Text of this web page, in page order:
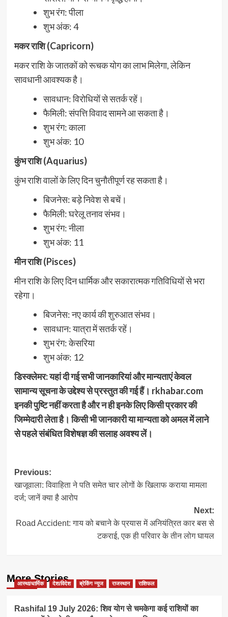
शुभ रंग: पीला
शुभ अंक: 4
मकर राशि (Capricorn)
मकर राशि के जातकों को रूचक योग का लाभ मिलेगा, लेकिन
सावधानी आवश्यक है।
सावधान: विरोधियों से सतर्क रहें।
फैमिली: संपत्ति विवाद सामने आ सकता है।
शुभ रंग: काला
शुभ अंक: 10
कुंभ राशि (Aquarius)
कुंभ राशि वालों के लिए दिन चुनौतीपूर्ण रह सकता है।
बिजनेस: बड़े निवेश से बचें।
फैमिली: घरेलू तनाव संभव।
शुभ रंग: नीला
शुभ अंक: 11
मीन राशि (Pisces)
मीन राशि के लिए दिन धार्मिक और सकारात्मक गतिविधियों से भरा
रहेगा।
बिजनेस: नए कार्य की शुरुआत संभव।
सावधान: यात्रा में सतर्क रहें।
शुभ रंग: केसरिया
शुभ अंक: 12
डिस्क्लेमर: यहां दी गई सभी जानकारियां और मान्यताएं केवल
सामान्य सूचना के उद्देश्य से प्रस्तुत की गई हैं। rkhabar.com
इनकी पुष्टि नहीं करता है और न ही इनके लिए किसी प्रकार की
जिम्मेदारी लेता है। किसी भी जानकारी या मान्यता को अमल में लाने
से पहले संबंधित विशेषज्ञ की सलाह अवश्य लें।
Post
navigation
Previous:
खाजूवाला: विवाहिता ने पति समेत चार लोगों के खिलाफ कराया मामला
दर्ज; जानें क्या है आरोप
Next:
Road Accident: गाय को बचाने के प्रयास में अनियंत्रित कार बस से
टकराई, एक ही परिवार के तीन लोग घायल
More Stories
आस्था/धार्मिक देश/विदेश ब्रेकिंग न्यूज राजस्थान राशिफल
Rashifal 19 July 2026: शिव योग से चमकेगा कई राशियों का